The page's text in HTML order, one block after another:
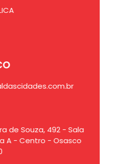
de Souza, 492 - Sala
A - Centro - Osasco